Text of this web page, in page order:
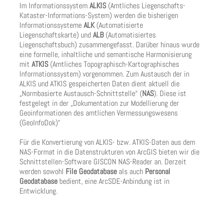
Im InformationssystemALKIS (Amtliches Liegenschafts-
Kataster-Informations-System) werden die bisherigen
InformationssystemeALK(Automatisierte
Liegenschaftskarte) undALB(Automatisiertes
Liegenschaftsbuch) zusammengefasst. Darüber hinaus wurde
eine formelle, inhaltliche und semantische Harmonisierung
mit ATKIS (Amtliches Topographisch-Kartographisches
Informationssystem) vorgenommen. Zum Austausch der in
ALKIS und ATKIS gespeicherten Daten dient aktuell die
„Normbasierte Austausch-Schnittstelle“ (NAS). Diese ist
festgelegt in der „Dokumentation zur Modellierung der
Geoinformationen des amtlichen Vermessungswesens
(GeoInfoDok)“
Für die Konvertierung von ALKIS- bzw. ATKIS-Daten aus dem
NAS-Format in die Datenstrukturen von ArcGIS bieten wir die
Schnittstellen-Software GISCON NAS-Reader an. Derzeit
werden sowohl File Geodatabase als auch Personal
Geodatabase bedient, eine ArcSDE-Anbindung ist in
Entwicklung.